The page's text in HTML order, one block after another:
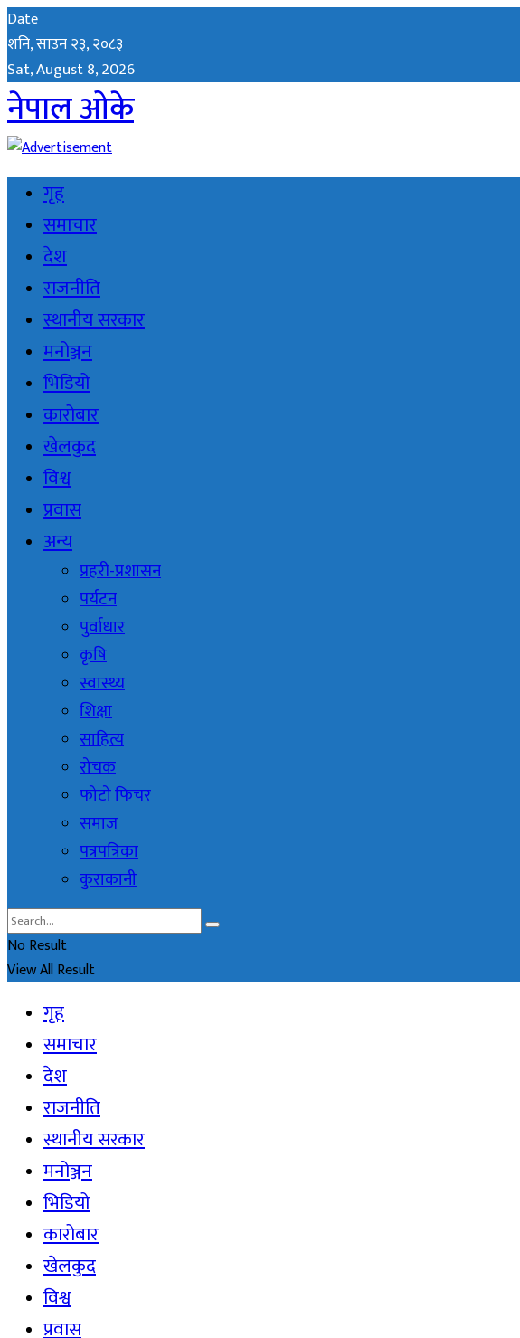
Date
शनि, साउन २३, २०८३
Sat, August 8, 2026
नेपाल ओके
गृह
समाचार
देश
राजनीति
स्थानीय सरकार
मनोञ्जन
भिडियो
कारोबार
खेलकुद
विश्व
प्रवास
अन्य
प्रहरी-प्रशासन
पर्यटन
पुर्वाधार
कृषि
स्वास्थ्य
शिक्षा
साहित्य
रोचक
फोटो फिचर
समाज
पत्रपत्रिका
कुराकानी
No Result
View All Result
गृह
समाचार
देश
राजनीति
स्थानीय सरकार
मनोञ्जन
भिडियो
कारोबार
खेलकुद
विश्व
प्रवास